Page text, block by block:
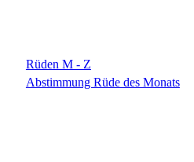
Rüden M - Z
Abstimmung Rüde des Monats